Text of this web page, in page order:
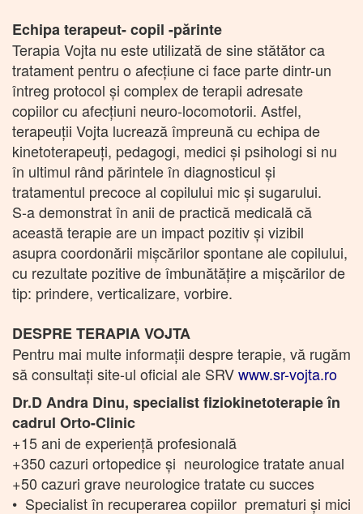
Echipa terapeut- copil -părinte
Terapia Vojta nu este utilizată de sine stătător ca
tratament pentru o afecțiune ci face parte dintr-un
întreg protocol și complex de terapii adresate
copiilor cu afecțiuni neuro-locomotorii. Astfel,
terapeuții Vojta lucrează împreună cu echipa de
kinetoterapeuți, pedagogi, medici și psihologi si nu
în ultimul rând părintele în diagnosticul și
tratamentul precoce al copilului mic și sugarului.
S-a demonstrat în anii de practică medicală că
această terapie are un impact pozitiv și vizibil
asupra coordonării mișcărilor spontane ale copilului,
cu rezultate pozitive de îmbunătățire a mișcărilor de
tip: prindere, verticalizare, vorbire.
DESPRE TERAPIA VOJTA
Pentru mai multe informații despre terapie, vă rugăm
să consultați site-ul oficial ale SRVwww.sr-vojta.ro
Dr.D Andra Dinu, specialist fiziokinetoterapie în
cadrul Orto-Clinic
+15 ani de experiență profesională
+350 cazuri ortopedice și neurologice tratate anual
+50 cazuri grave neurologice tratate cu succes
• Specialist în recuperarea copiilor prematuri și mici